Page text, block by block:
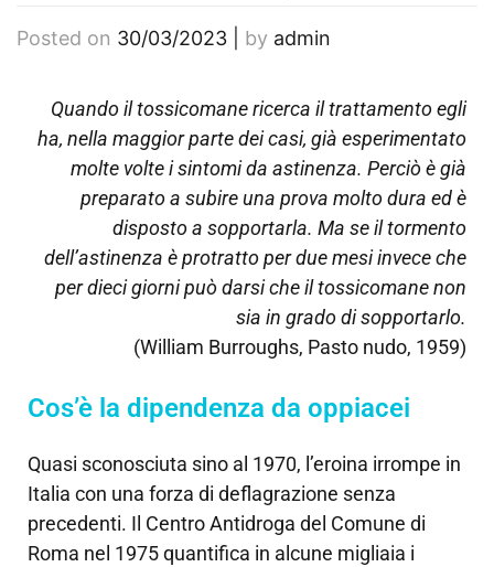
Posted on 30/03/2023 by admin
Quando il tossicomane ricerca il trattamento egli
ha, nella maggior parte dei casi, già esperimentato
molte volte i sintomi da astinenza. Perciò è già
preparato a subire una prova molto dura ed è
disposto a sopportarla. Ma se il tormento
dell’astinenza è protratto per due mesi invece che
per dieci giorni può darsi che il tossicomane non
sia in grado di sopportarlo.
(William Burroughs, Pasto nudo, 1959)
Cos’è la dipendenza da oppiacei
Quasi sconosciuta sino al 1970, l’eroina irrompe in
Italia con una forza di deflagrazione senza
precedenti. Il Centro Antidroga del Comune di
Roma nel 1975 quantifica in alcune migliaia i